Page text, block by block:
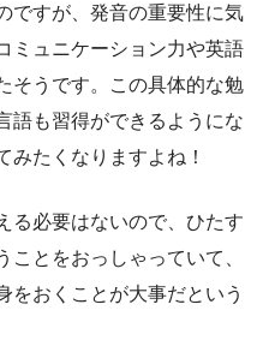
ですが、発音の重要性に気
ミュニケーション力や英語
そうです。この具体的な勉
語も習得ができるようにな
みたくなりますよね！
る必要はないので、ひたす
ことをおっしゃっていて、
をおくことが大事だという